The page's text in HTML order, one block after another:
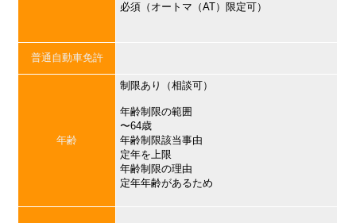
必須（オートマ（AT）限定可）
普通自動車免許
年齢
制限あり（相談可）
年齢制限の範囲
〜64歳
年齢制限該当事由
定年を上限
年齢制限の理由
定年年齢があるため